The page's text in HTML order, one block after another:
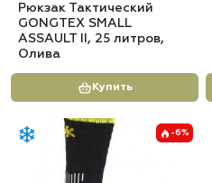
Рюкзак Тактический
GONGTEX SMALL
ASSAULT II, 25 литров,
Олива
Купить
-6%